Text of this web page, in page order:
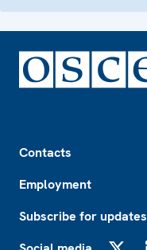
Contacts
Employment
Subscribe for updates